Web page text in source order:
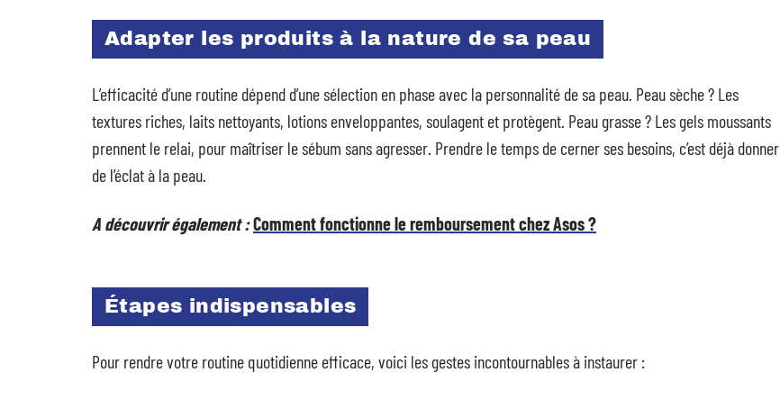
Adapter les produits à la nature de sa peau
L’efficacité d’une routine dépend d’une sélection en phase avec la personnalité de sa peau. Peau sèche ? Les
textures riches, laits nettoyants, lotions enveloppantes, soulagent et protègent. Peau grasse ? Les gels moussants
prennent le relai, pour maîtriser le sébum sans agresser. Prendre le temps de cerner ses besoins, c’est déjà donner
de l’éclat à la peau.
A découvrir également :Comment fonctionne le remboursement chez Asos ?
Étapes indispensables
Pour rendre votre routine quotidienne efficace, voici les gestes incontournables à instaurer :